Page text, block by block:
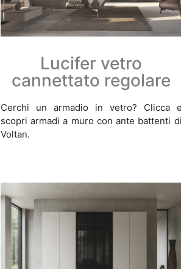
Lucifer vetro
cannettato regolare
Cerchi un armadio in vetro? Clicca e
scopri armadi a muro con ante battenti di
Voltan.